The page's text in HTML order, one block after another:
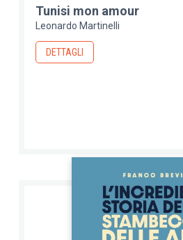
Tunisi mon amour
Leonardo Martinelli
DETTAGLI